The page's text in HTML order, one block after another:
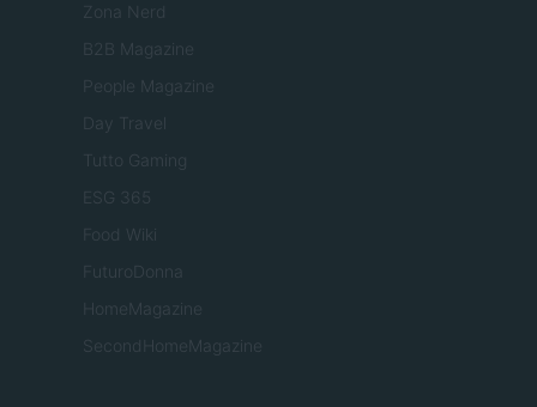
Zona Nerd
B2B Magazine
People Magazine
Day Travel
Tutto Gaming
ESG 365
Food Wiki
FuturoDonna
HomeMagazine
SecondHomeMagazine